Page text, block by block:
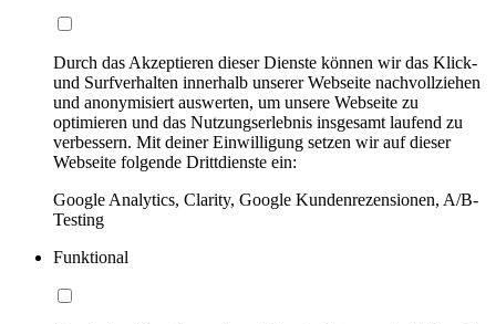
Durch das Akzeptieren dieser Dienste können wir das Klick-
und Surfverhalten innerhalb unserer Webseite nachvollziehen
und anonymisiert auswerten, um unsere Webseite zu
optimieren und das Nutzungserlebnis insgesamt laufend zu
verbessern. Mit deiner Einwilligung setzen wir auf dieser
Webseite folgende Drittdienste ein:
Google Analytics, Clarity, Google Kundenrezensionen, A/B-
Testing
Funktional